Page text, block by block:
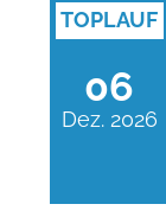
TOPLAUF
06
Dez. 2026